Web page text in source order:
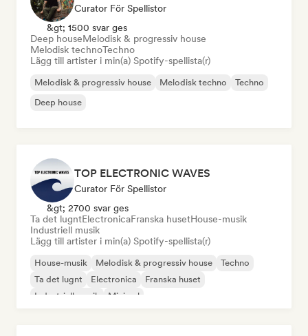
Curator För Spellistor
&gt; 1500 svar ges
Deep houseMelodisk & progressiv house
Melodisk technoTechno
Lägg till artister i min(a) Spotify-spellista(r)
Melodisk & progressiv house Melodisk techno
Techno
Deep house
TOP ELECTRONIC WAVES
Curator För Spellistor
&gt; 2700 svar ges
Ta det lugntElectronicaFranska husetHouse-musik
Industriell musik
Lägg till artister i min(a) Spotify-spellista(r)
House-musik Melodisk & progressiv house
Techno
Ta det lugnt
Electronica
Franska huset
Industriell musik
Minimal